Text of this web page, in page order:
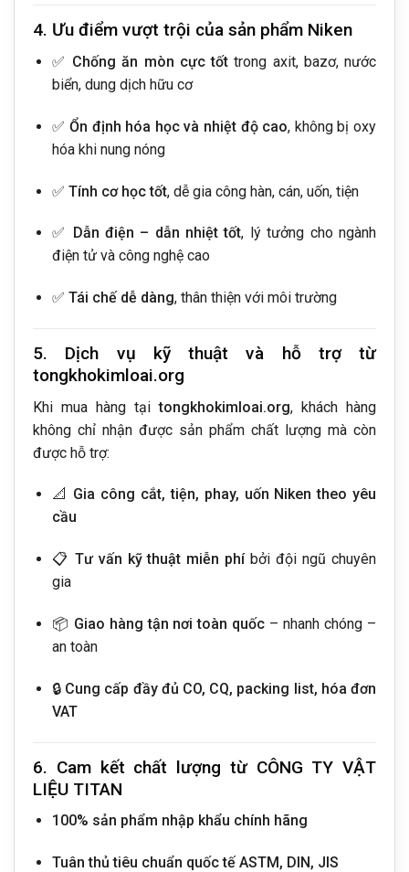
4. Ưu điểm vượt trội của sản phẩm Niken
✅ Chống ăn mòn cực tốt trong axit, bazơ, nước
biển, dung dịch hữu cơ
✅ Ổn định hóa học và nhiệt độ cao, không bị oxy
hóa khi nung nóng
✅ Tính cơ học tốt, dễ gia công hàn, cán, uốn, tiện
✅ Dẫn điện – dẫn nhiệt tốt, lý tưởng cho ngành
điện tử và công nghệ cao
✅ Tái chế dễ dàng, thân thiện với môi trường
5. Dịch vụ kỹ thuật và hỗ trợ từ
tongkhokimloai.org
Khi mua hàng tạitongkhokimloai.org, khách hàng
không chỉ nhận được sản phẩm chất lượng mà còn
được hỗ trợ:
📐 Gia công cắt, tiện, phay, uốn Niken theo yêu
cầu
📋 Tư vấn kỹ thuật miễn phíbởi đội ngũ chuyên
gia
📦 Giao hàng tận nơi toàn quốc – nhanh chóng –
an toàn
🔒 Cung cấp đầy đủ CO, CQ, packing list, hóa đơn
VAT
6. Cam kết chất lượng từ CÔNG TY VẬT
LIỆU TITAN
100% sản phẩm nhập khẩu chính hãng
Tuân thủ tiêu chuẩn quốc tế ASTM, DIN, JIS